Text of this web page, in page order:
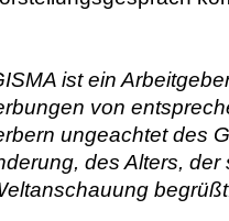
ist ein
von
ungeachtet des
des Alters,